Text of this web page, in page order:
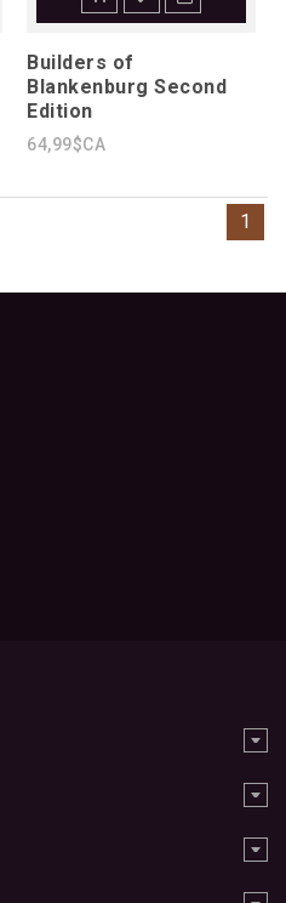
Builders of
Blankenburg Second
Edition
64,99$CA
1